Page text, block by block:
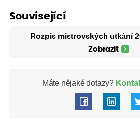
Související
Rozpis mistrovských utkání
Zobrazit
Máte nějaké dotazy?